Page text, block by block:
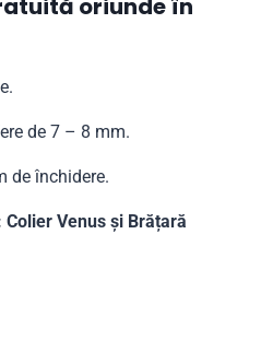
oriunde în
de 7 – 8 mm.
de închidere.
Venus și Brățară